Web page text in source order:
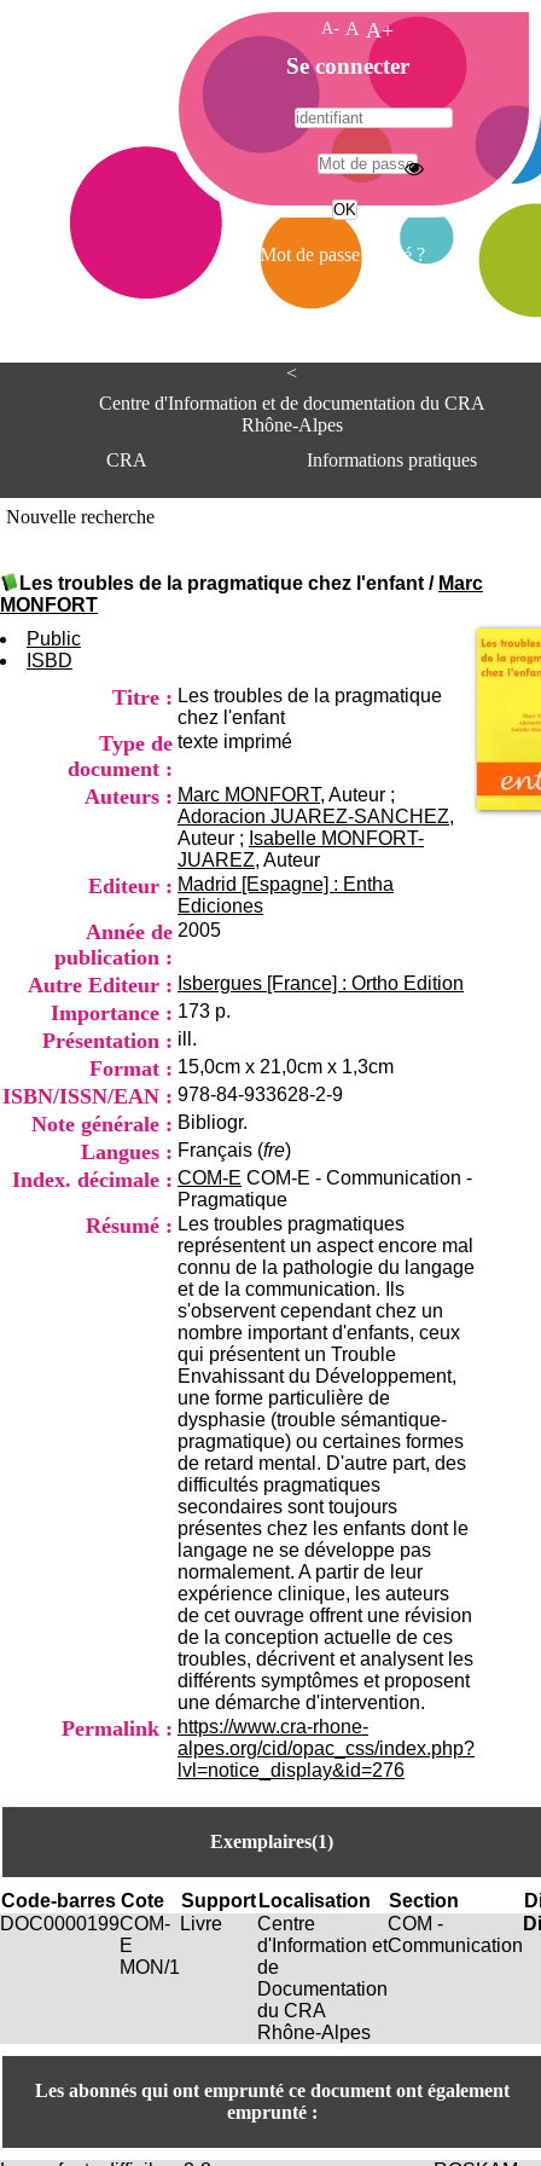
<
Centre d'Information et de documentation du CRA
Rhône-Alpes
CRA
Informations pratiques
Centre Hospitalier le Vinatier
bât 211
9h00-12h00 13h30-16h00
+33(0)4 37 91 54 37
Mail
Nouvelle recherche
Les troubles de la pragmatique chez l'enfant / Marc
MONFORT
Public
ISBD
Titre : Les troubles de la pragmatique
chez l'enfant
Type de
document :
texte imprimé
Auteurs : Marc MONFORT, Auteur ;
Adoracion JUAREZ-SANCHEZ,
Auteur ; Isabelle MONFORT-
JUAREZ, Auteur
Editeur : Madrid [Espagne] : Entha
Ediciones
Année de
publication :
2005
Autre Editeur : Isbergues [France] : Ortho Edition
Importance : 173 p.
Présentation : ill.
Format : 15,0cm x 21,0cm x 1,3cm
ISBN/ISSN/EAN : 978-84-933628-2-9
Note générale : Bibliogr.
Langues : Français (fre)
Index. décimale : COM-E COM-E - Communication -
Pragmatique
Résumé : Les troubles pragmatiques
représentent un aspect encore mal
connu de la pathologie du langage
et de la communication. Ils
s'observent cependant chez un
nombre important d'enfants, ceux
qui présentent un Trouble
Envahissant du Développement,
une forme particulière de
dysphasie (trouble sémantique-
pragmatique) ou certaines formes
de retard mental. D'autre part, des
difficultés pragmatiques
secondaires sont toujours
présentes chez les enfants dont le
langage ne se développe pas
normalement. A partir de leur
expérience clinique, les auteurs
de cet ouvrage offrent une révision
de la conception actuelle de ces
troubles, décrivent et analysent les
différents symptômes et proposent
une démarche d'intervention.
Permalink : https://www.cra-rhone-
alpes.org/cid/opac_css/index.php?
lvl=notice_display&id=276
Exemplaires(1)
Code-barres Cote Support Localisation Section
DOC0000199COM-
E
MON/1
Livre
Centre
d'Information et
de
Documentation
du CRA
Rhône-Alpes
COM -
Communication
Les abonnés qui ont emprunté ce document ont également
emprunté :
A- A A+
A
c
c
e
i
Se connecter
Mot de passe oublié ?
A
e
e
f
t
i
o
e
t
d
e
D
o
c
u
e
n
t
a
t
i
o
d
u
C
R
A
R
h
ô
n
e
-
A
l
p
e
s
C
e
n
t
r
e
H
o
s
p
i
t
a
i
l
e
V
e
,
t